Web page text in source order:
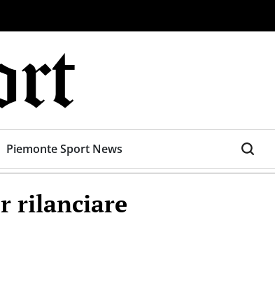
Piemonte Sport News
rilanciare